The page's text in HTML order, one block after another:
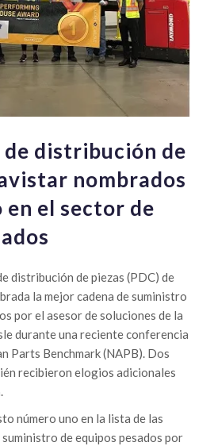
de distribución de
nombrados
en el sector de
distribución de piezas (PDC) de
la mejor cadena de suministro
​​por el asesor de soluciones de la
durante una reciente conferencia
Parts Benchmark (NAPB). Dos
recibieron elogios adicionales
número uno en la lista de las
de equipos pesados ​​por